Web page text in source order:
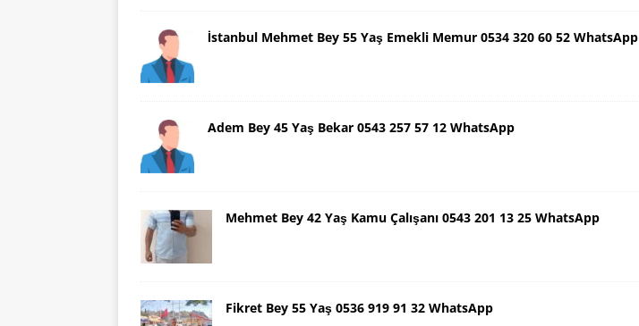
İstanbul Mehmet Bey 55 Yaş Emekli Memur 0534 320 60 52 WhatsApp
Adem Bey 45 Yaş Bekar 0543 257 57 12 WhatsApp
Mehmet Bey 42 Yaş Kamu Çalışanı 0543 201 13 25 WhatsApp
Fikret Bey 55 Yaş 0536 919 91 32 WhatsApp